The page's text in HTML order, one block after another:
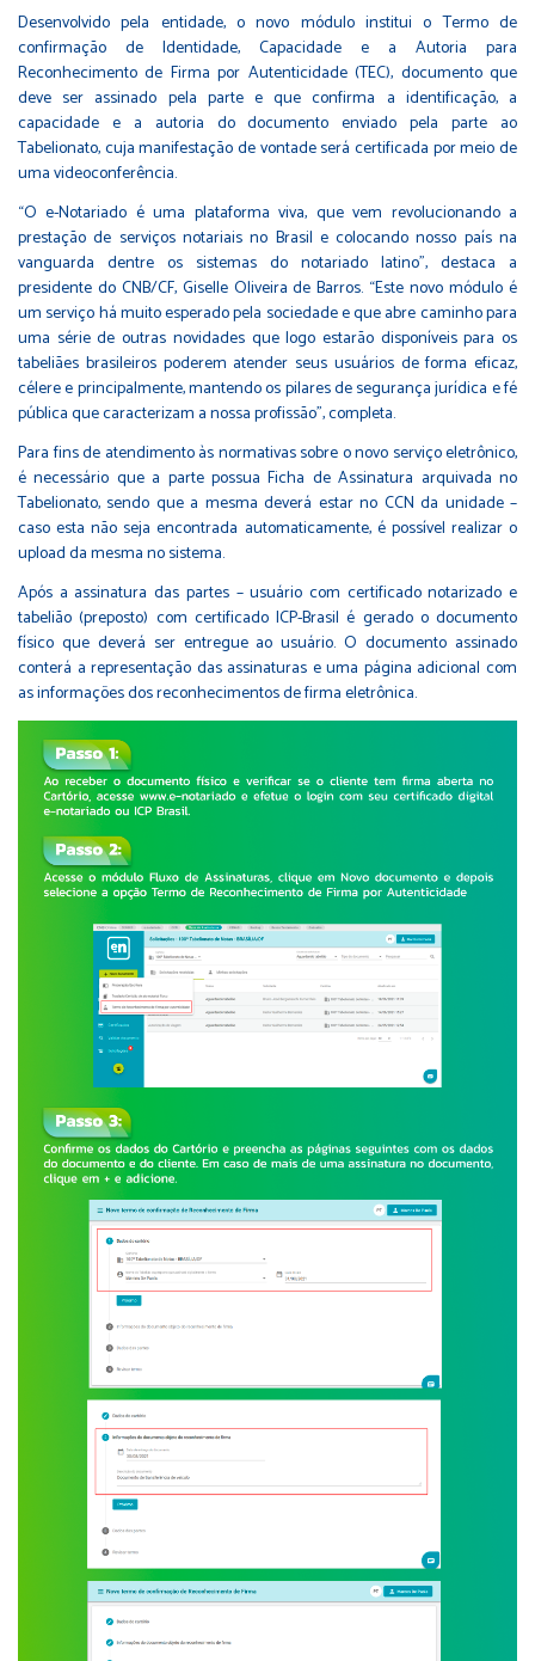
Desenvolvido pela entidade, o novo módulo institui o Termo de
confirmação de Identidade, Capacidade e a Autoria para
Reconhecimento de Firma por Autenticidade (TEC), documento que
deve ser assinado pela parte e que confirma a identificação, a
capacidade e a autoria do documento enviado pela parte ao
Tabelionato, cuja manifestação de vontade será certificada por meio de
uma videoconferência.
“O e-Notariado é uma plataforma viva, que vem revolucionando a
prestação de serviços notariais no Brasil e colocando nosso país na
vanguarda dentre os sistemas do notariado latino”, destaca a
presidente do CNB/CF, Giselle Oliveira de Barros. “Este novo módulo é
um serviço há muito esperado pela sociedade e que abre caminho para
uma série de outras novidades que logo estarão disponíveis para os
tabeliães brasileiros poderem atender seus usuários de forma eficaz,
célere e principalmente, mantendo os pilares de segurança jurídica e fé
pública que caracterizam a nossa profissão”, completa.
Para fins de atendimento às normativas sobre o novo serviço eletrônico,
é necessário que a parte possua Ficha de Assinatura arquivada no
Tabelionato, sendo que a mesma deverá estar no CCN da unidade –
caso esta não seja encontrada automaticamente, é possível realizar o
upload da mesma no sistema.
Após a assinatura das partes – usuário com certificado notarizado e
tabelião (preposto) com certificado ICP-Brasil é gerado o documento
físico que deverá ser entregue ao usuário. O documento assinado
conterá a representação das assinaturas e uma página adicional com
as informações dos reconhecimentos de firma eletrônica.